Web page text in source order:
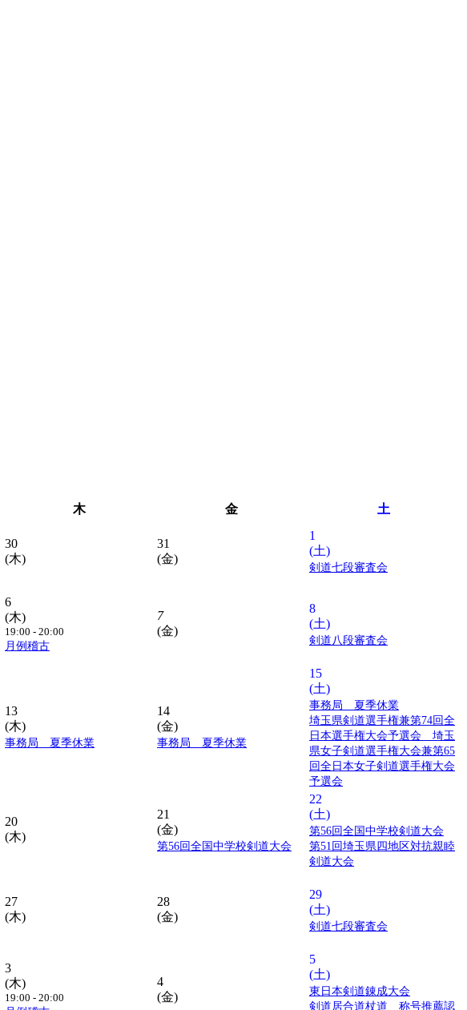
木 金
土
30
(木)
31
(金)
1
(土)
剣道七段審査会
6
(木)
19:00 - 20:00
月例稽古
7
(金)
8
(土)
剣道八段審査会
13
(木)
事務局 夏季休業
14
(金)
事務局 夏季休業
15
(土)
事務局 夏季休業
埼玉県剣道選手権兼第74回全
日本選手権大会予選会 埼玉
県女子剣道選手権大会兼第65
回全日本女子剣道選手権大会
予選会
20
(木)
21
(金)
第56回全国中学校剣道大会
22
(土)
第56回全国中学校剣道大会
第51回埼玉県四地区対抗親睦
剣道大会
27
(木)
28
(金)
29
(土)
剣道七段審査会
3
(木)
19:00 - 20:00
4
(金)
5
(土)
東日本剣道錬成大会
剣道居合道杖道 称号推薦認